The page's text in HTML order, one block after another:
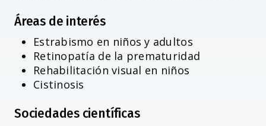
Áreas de interés
Estrabismo en niños y adultos
Retinopatía de la prematuridad
Rehabilitación visual en niños
Cistinosis
Sociedades científicas